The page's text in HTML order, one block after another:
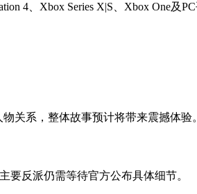
4、Xbox Series X|S、Xbox One
物关系，整体故事预计将带来震撼体验。
要反派仍需等待官方公布具体细节。